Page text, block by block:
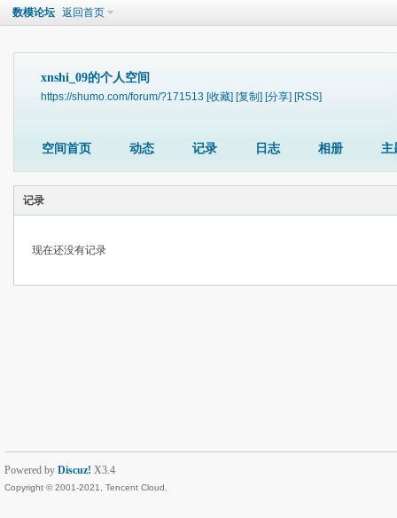
数模论坛 返回首页
xnshi_09的个人空间
https://shumo.com/forum/?171513 [收藏] [复制] [分享] [RSS]
空间首页 动态 记录 日志 相册 主
记录
现在还没有记录
Powered by Discuz! X3.4
Copyright © 2001-2021, Tencent Cloud.